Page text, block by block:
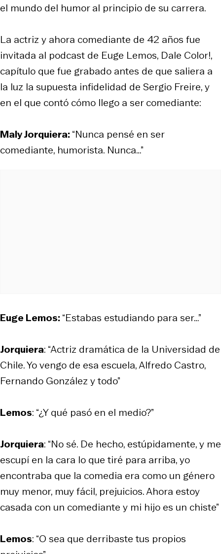
el mundo del humor al principio de su carrera.
La actriz y ahora comediante de 42 años fue
invitada al podcast de Euge Lemos, Dale Color!,
capítulo que fue grabado antes de que saliera a
la luz la supuesta infidelidad de Sergio Freire, y
en el que contó cómo llego a ser comediante:
Maly Jorquiera:“Nunca pensé en ser
comediante, humorista. Nunca…”
Euge Lemos:“Estabas estudiando para ser…”
Jorquiera: “Actriz dramática de la Universidad de
Chile. Yo vengo de esa escuela, Alfredo Castro,
Fernando González y todo”
Lemos: “¿Y qué pasó en el medio?”
Jorquiera: “No sé. De hecho, estúpidamente, y me
escupí en la cara lo que tiré para arriba, yo
encontraba que la comedia era como un género
muy menor, muy fácil, prejuicios. Ahora estoy
casada con un comediante y mi hijo es un chiste”
Lemos: “O sea que derribaste tus propios